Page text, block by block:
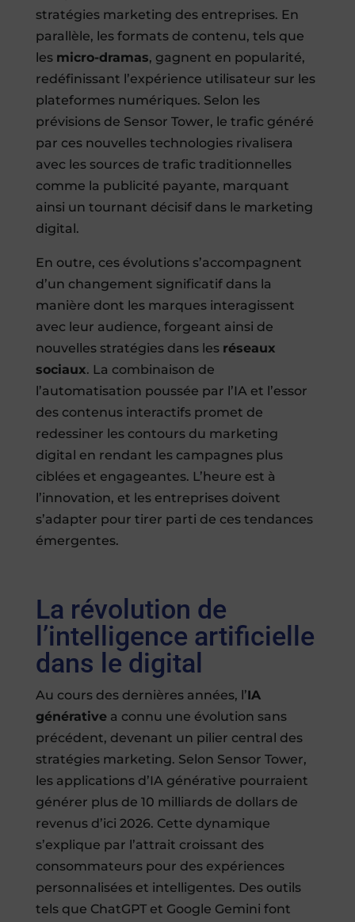
stratégies marketing des entreprises. En
parallèle, les formats de contenu, tels que
les micro-dramas, gagnent en popularité,
redéfinissant l’expérience utilisateur sur les
plateformes numériques. Selon les
prévisions de Sensor Tower, le trafic généré
par ces nouvelles technologies rivalisera
avec les sources de trafic traditionnelles
comme la publicité payante, marquant
ainsi un tournant décisif dans le marketing
digital.
En outre, ces évolutions s’accompagnent
d’un changement significatif dans la
manière dont les marques interagissent
avec leur audience, forgeant ainsi de
nouvelles stratégies dans les réseaux
sociaux. La combinaison de
l’automatisation poussée par l’IA et l’essor
des contenus interactifs promet de
redessiner les contours du marketing
digital en rendant les campagnes plus
ciblées et engageantes. L’heure est à
l’innovation, et les entreprises doivent
s’adapter pour tirer parti de ces tendances
émergentes.
La révolution de
l’intelligence artificielle
dans le digital
Au cours des dernières années, l’IA
générativea connu une évolution sans
précédent, devenant un pilier central des
stratégies marketing. Selon Sensor Tower,
les applications d’IA générative pourraient
générer plus de 10 milliards de dollars de
revenus d’ici 2026. Cette dynamique
s’explique par l’attrait croissant des
consommateurs pour des expériences
personnalisées et intelligentes. Des outils
tels que ChatGPT et Google Gemini font